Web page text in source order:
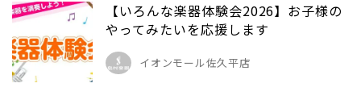
【いろんな楽器体験会2026】お子様の
やってみたいを応援します
イオンモール佐久平店